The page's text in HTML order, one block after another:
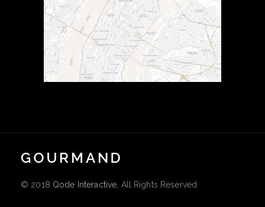
© 2018 Qode Interactive , All Rights Reserved